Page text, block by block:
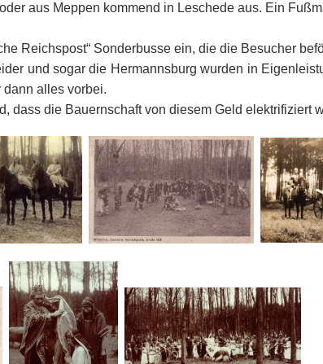
aus Meppen kommend in Leschede aus. Ein
Reichspost“ Sonderbusse ein, die die Besucher
und sogar die Hermannsburg wurden in
alles vorbei.
dass die Bauernschaft von diesem Geld elektrifiziert